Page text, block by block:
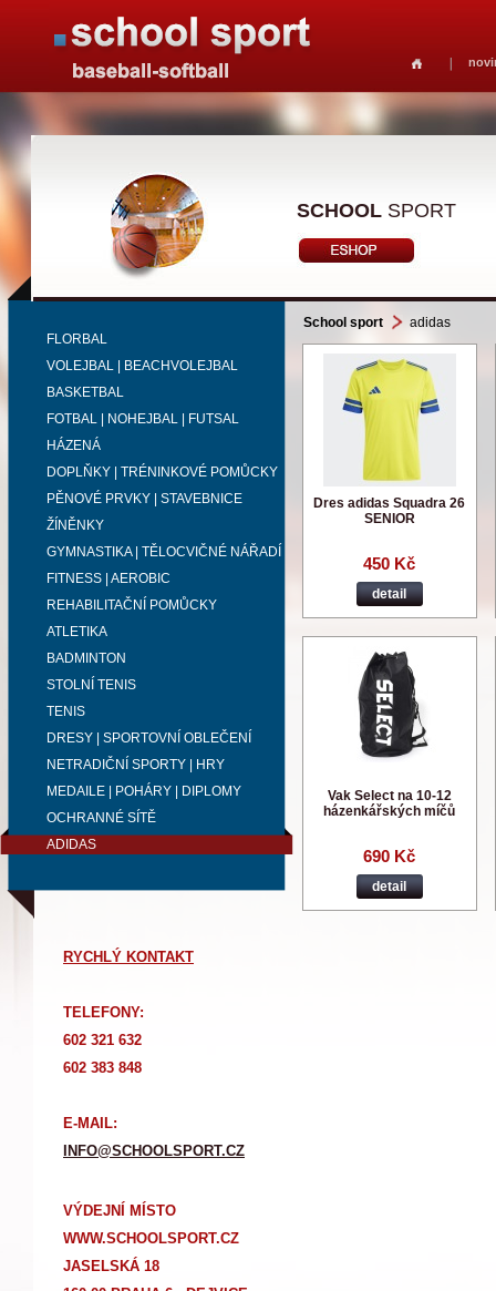
SCHOOL SPORT
FLORBAL
VOLEJBAL | BEACHVOLEJBAL
BASKETBAL
FOTBAL | NOHEJBAL | FUTSAL
HÁZENÁ
DOPLŇKY | TRÉNINKOVÉ POMŮCKY
PĚNOVÉ PRVKY | STAVEBNICE
ŽÍNĚNKY
GYMNASTIKA | TĚLOCVIČNÉ NÁŘADÍ
FITNESS | AEROBIC
REHABILITAČNÍ POMŮCKY
ATLETIKA
BADMINTON
STOLNÍ TENIS
TENIS
DRESY | SPORTOVNÍ OBLEČENÍ
NETRADIČNÍ SPORTY | HRY
MEDAILE | POHÁRY | DIPLOMY
OCHRANNÉ SÍTĚ
ADIDAS
RYCHLÝ KONTAKT
TELEFONY:
602 321 632
602 383 848
E-MAIL:
INFO@SCHOOLSPORT.CZ
VÝDEJNÍ MÍSTO
WWW.SCHOOLSPORT.CZ
JASELSKÁ 18
School sport adidas
Dres adidas Squadra 26
SENIOR
450 Kč
detail
Vak Select na 10-12
házenkářských míčů
690 Kč
detail